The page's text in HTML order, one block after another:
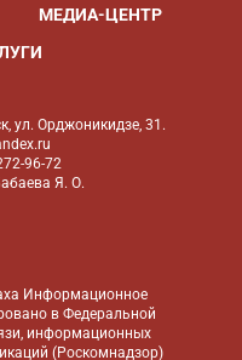
МЕДИА-ЦЕНТР
ул. Орджоникидзе, 31.
96-72
Я. О.
Информационное
в Федеральной
информационных
(Роскомнадзор)